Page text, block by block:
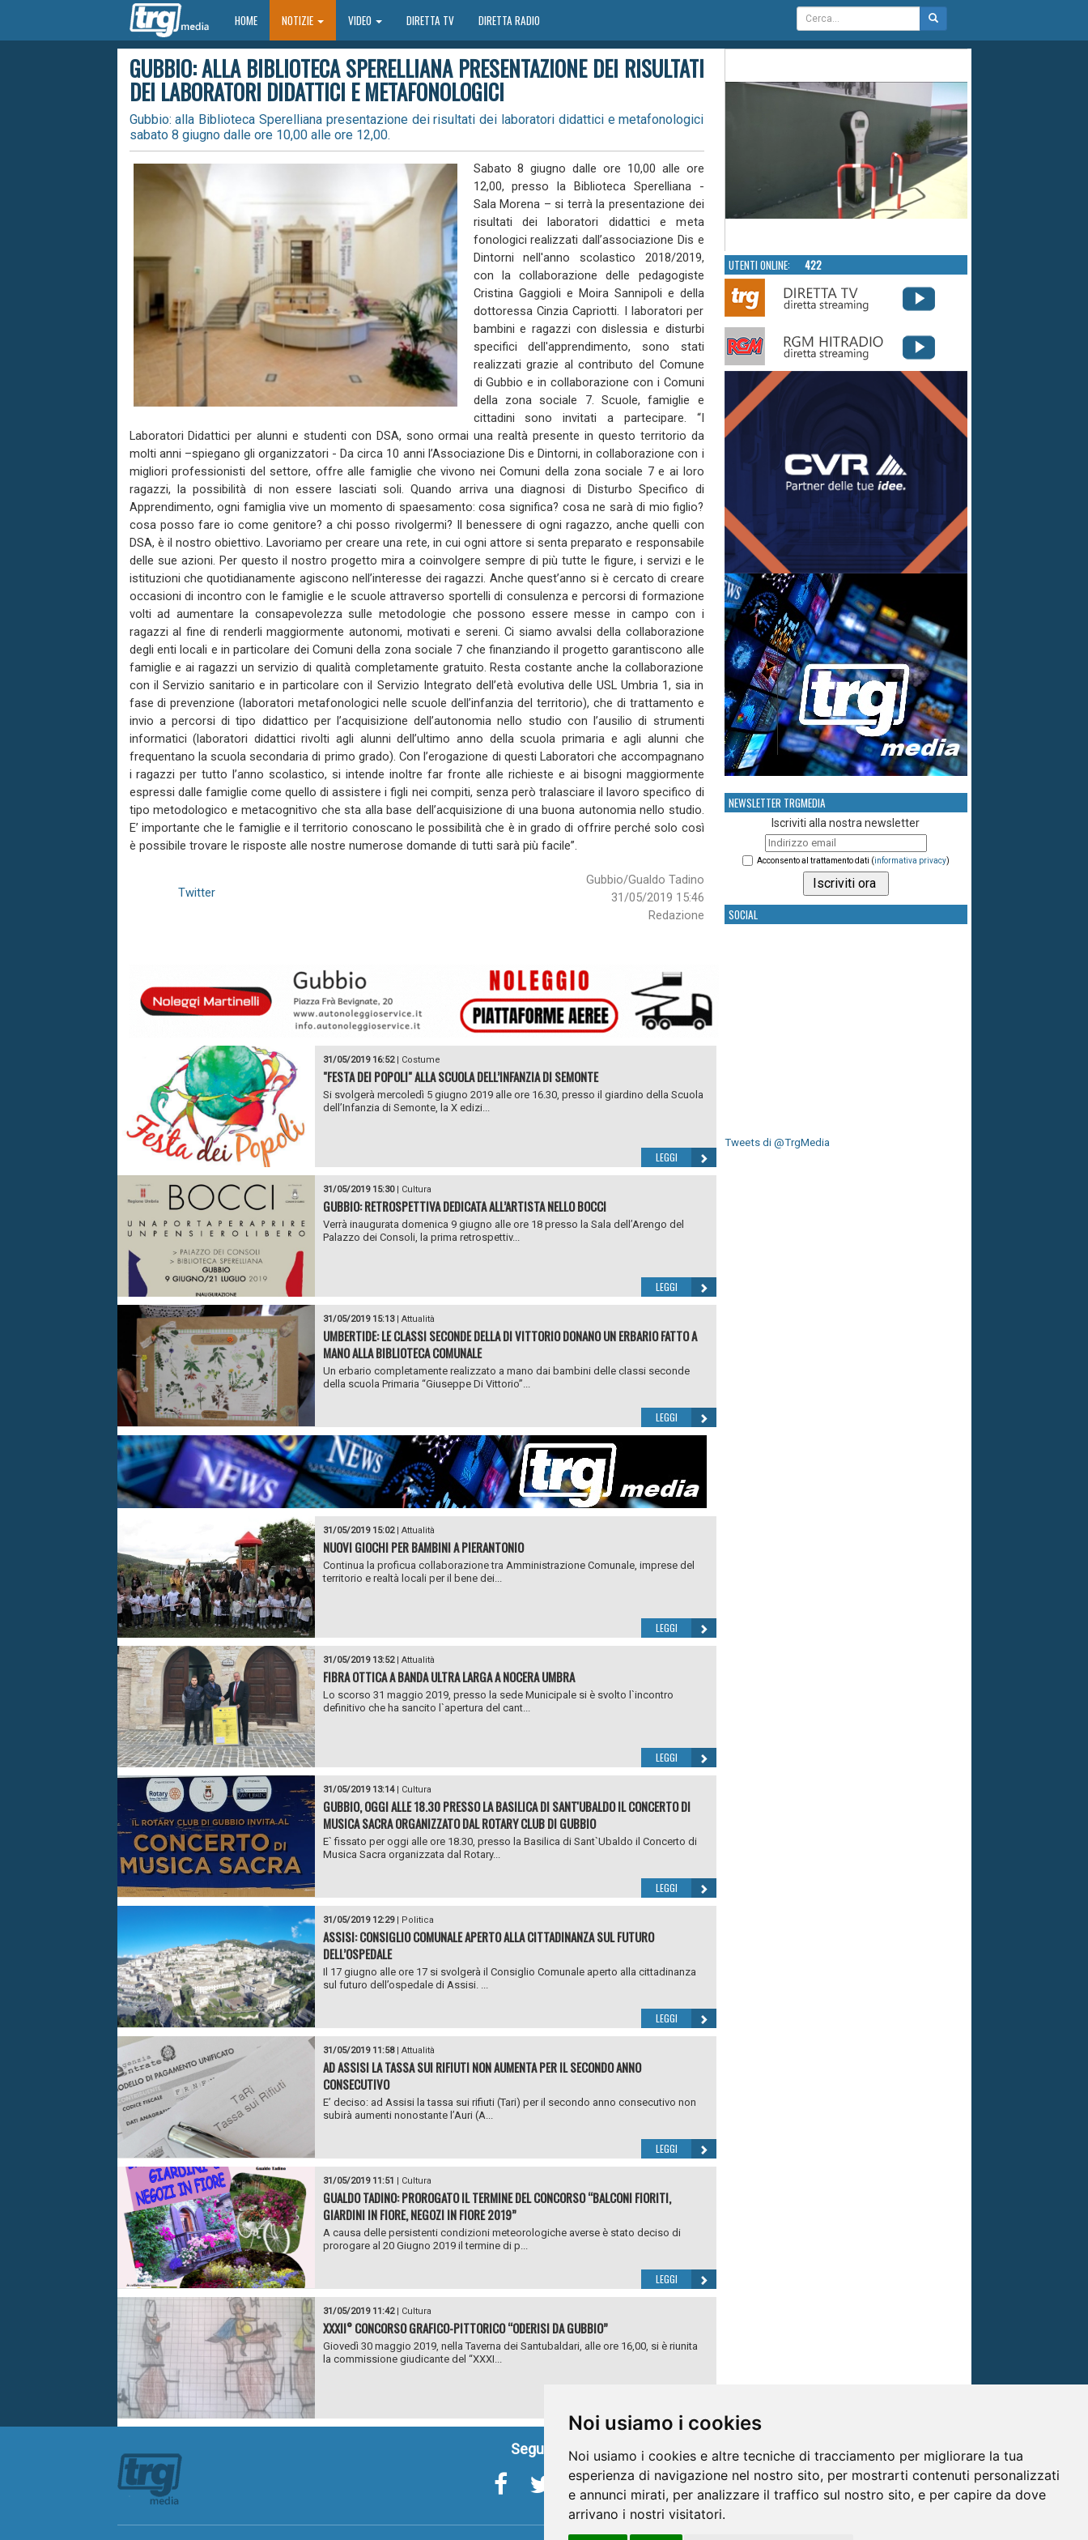
Noi usiamo i cookies
Noi usiamo i cookies e altre tecniche di tracciamento per migliorare la tua
esperienza di navigazione nel nostro sito, per mostrarti contenuti personalizzati
e annunci mirati, per analizzare il traffico sul nostro sito, e per capire da dove
arrivano i nostri visitatori.
HOMEHOME NOTIZIE VIDEO DIRETTA TV DIRETTA RADIO
GUBBIO: ALLA BIBLIOTECA SPERELLIANA PRESENTAZIONE DEI RISULTATI
DEI LABORATORI DIDATTICI E METAFONOLOGICI
Gubbio: alla Biblioteca Sperelliana presentazione dei risultati dei laboratori didattici e metafonologici
sabato 8 giugno dalle ore 10,00 alle ore 12,00.
Sabato 8 giugno dalle ore 10,00 alle ore
12,00, presso la Biblioteca Sperelliana -
Sala Morena – si terrà la presentazione dei
risultati dei laboratori didattici e meta
fonologici realizzati dall’associazione Dis e
Dintorni nell'anno scolastico 2018/2019,
con la collaborazione delle pedagogiste
Cristina Gaggioli e Moira Sannipoli e della
dottoressa Cinzia Capriotti. I laboratori per
bambini e ragazzi con dislessia e disturbi
specifici dell'apprendimento, sono stati
realizzati grazie al contributo del Comune
di Gubbio e in collaborazione con i Comuni
della zona sociale 7. Scuole, famiglie e
cittadini sono invitati a partecipare. “I
Laboratori Didattici per alunni e studenti con DSA, sono ormai una realtà presente in questo territorio da
molti anni –spiegano gli organizzatori - Da circa 10 anni l’Associazione Dis e Dintorni, in collaborazione con i
migliori professionisti del settore, offre alle famiglie che vivono nei Comuni della zona sociale 7 e ai loro
ragazzi, la possibilità di non essere lasciati soli. Quando arriva una diagnosi di Disturbo Specifico di
Apprendimento, ogni famiglia vive un momento di spaesamento: cosa significa? cosa ne sarà di mio figlio?
cosa posso fare io come genitore? a chi posso rivolgermi? Il benessere di ogni ragazzo, anche quelli con
DSA, è il nostro obiettivo. Lavoriamo per creare una rete, in cui ogni attore si senta preparato e responsabile
delle sue azioni. Per questo il nostro progetto mira a coinvolgere sempre di più tutte le figure, i servizi e le
istituzioni che quotidianamente agiscono nell’interesse dei ragazzi. Anche quest’anno si è cercato di creare
occasioni di incontro con le famiglie e le scuole attraverso sportelli di consulenza e percorsi di formazione
volti ad aumentare la consapevolezza sulle metodologie che possono essere messe in campo con i
ragazzi al fine di renderli maggiormente autonomi, motivati e sereni. Ci siamo avvalsi della collaborazione
degli enti locali e in particolare dei Comuni della zona sociale 7 che finanziando il progetto garantiscono alle
famiglie e ai ragazzi un servizio di qualità completamente gratuito. Resta costante anche la collaborazione
con il Servizio sanitario e in particolare con il Servizio Integrato dell’età evolutiva delle USL Umbria 1, sia in
fase di prevenzione (laboratori metafonologici nelle scuole dell’infanzia del territorio), che di trattamento e
invio a percorsi di tipo didattico per l’acquisizione dell’autonomia nello studio con l’ausilio di strumenti
informatici (laboratori didattici rivolti agli alunni dell’ultimo anno della scuola primaria e agli alunni che
frequentano la scuola secondaria di primo grado). Con l’erogazione di questi Laboratori che accompagnano
i ragazzi per tutto l’anno scolastico, si intende inoltre far fronte alle richieste e ai bisogni maggiormente
espressi dalle famiglie come quello di assistere i figli nei compiti, senza però tralasciare il lavoro specifico di
tipo metodologico e metacognitivo che sta alla base dell’acquisizione di una buona autonomia nello studio.
E’ importante che le famiglie e il territorio conoscano le possibilità che è in grado di offrire perché solo così
è possibile trovare le risposte alle nostre numerose domande di tutti sarà più facile”.
Gubbio/Gualdo Tadino
31/05/2019 15:46
Redazione
Twitter
31/05/2019 16:52| Costume
"FESTA DEI POPOLI" ALLA SCUOLA DELL’INFANZIA DI SEMONTE
Si svolgerà mercoledì 5 giugno 2019 alle ore 16.30, presso il giardino della Scuola
dell’Infanzia di Semonte, la X edizi...
LEGGI
31/05/2019 15:30| Cultura
GUBBIO: RETROSPETTIVA DEDICATA ALL’ARTISTA NELLO BOCCI
Verrà inaugurata domenica 9 giugno alle ore 18 presso la Sala dell’Arengo del
Palazzo dei Consoli, la prima retrospettiv...
LEGGI
31/05/2019 15:13| Attualità
UMBERTIDE: LE CLASSI SECONDE DELLA DI VITTORIO DONANO UN ERBARIO FATTO A
MANO ALLA BIBLIOTECA COMUNALE
Un erbario completamente realizzato a mano dai bambini delle classi seconde
della scuola Primaria “Giuseppe Di Vittorio”...
LEGGI
31/05/2019 15:02| Attualità
NUOVI GIOCHI PER BAMBINI A PIERANTONIO
Continua la proficua collaborazione tra Amministrazione Comunale, imprese del
territorio e realtà locali per il bene dei...
LEGGI
31/05/2019 13:52| Attualità
FIBRA OTTICA A BANDA ULTRA LARGA A NOCERA UMBRA
Lo scorso 31 maggio 2019, presso la sede Municipale si è svolto l`incontro
definitivo che ha sancito l`apertura del cant...
LEGGI
31/05/2019 13:14| Cultura
GUBBIO, OGGI ALLE 18.30 PRESSO LA BASILICA DI SANT'UBALDO IL CONCERTO DI
MUSICA SACRA ORGANIZZATO DAL ROTARY CLUB DI GUBBIO
E` fissato per oggi alle ore 18.30, presso la Basilica di Sant`Ubaldo il Concerto di
Musica Sacra organizzata dal Rotary...
LEGGI
31/05/2019 12:29| Politica
ASSISI: CONSIGLIO COMUNALE APERTO ALLA CITTADINANZA SUL FUTURO
DELL’OSPEDALE
Il 17 giugno alle ore 17 si svolgerà il Consiglio Comunale aperto alla cittadinanza
sul futuro dell’ospedale di Assisi. ...
LEGGI
31/05/2019 11:58| Attualità
AD ASSISI LA TASSA SUI RIFIUTI NON AUMENTA PER IL SECONDO ANNO
CONSECUTIVO
E’ deciso: ad Assisi la tassa sui rifiuti (Tari) per il secondo anno consecutivo non
subirà aumenti nonostante l’Auri (A...
LEGGI
31/05/2019 11:51 | Cultura
GUALDO TADINO: PROROGATO IL TERMINE DEL CONCORSO “BALCONI FIORITI,
GIARDINI IN FIORE, NEGOZI IN FIORE 2019”
A causa delle persistenti condizioni meteorologiche averse è stato deciso di
prorogare al 20 Giugno 2019 il termine di p...
LEGGI
31/05/2019 11:42| Cultura
XXXII° CONCORSO GRAFICO-PITTORICO “ODERISI DA GUBBIO”
Giovedì 30 maggio 2019, nella Taverna dei Santubaldari, alle ore 16,00, si è riunita
la commissione giudicante del “XXXI...
UTENTI ONLINE: 422
NEWSLETTER TRGMEDIA
Iscriviti alla nostra newsletter
Acconsento al trattamento dati (informativa privacy)
SOCIAL
Tweets di @TrgMedia
Seguici su